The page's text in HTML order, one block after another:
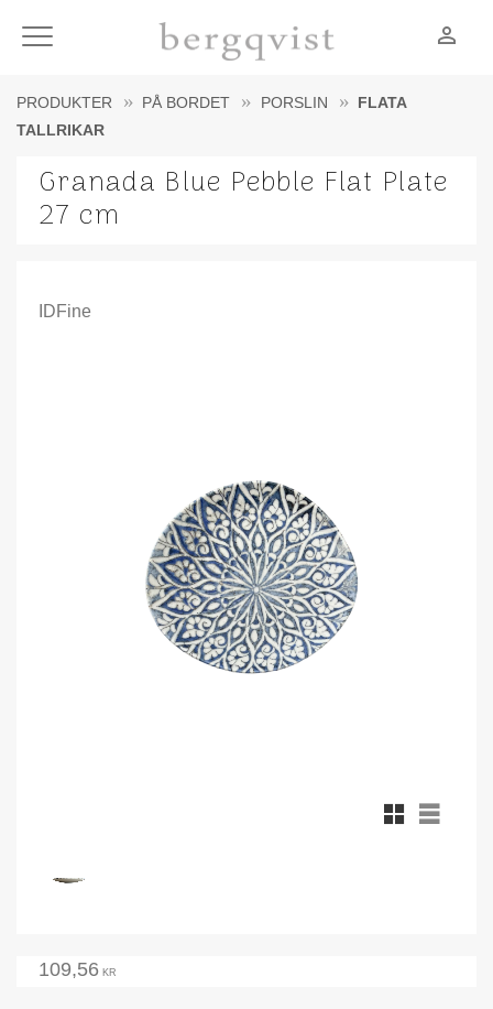
Meny person_outline
PRODUKTER PÅ BORDET PORSLIN
FLATA
TALLRIKAR
Granada Blue Pebble Flat Plate
27 cm
IDFine
Rutnätsvy
Listvy
109,56 KR